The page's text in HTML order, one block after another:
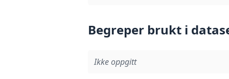
Begreper brukt i
Ikke oppgitt